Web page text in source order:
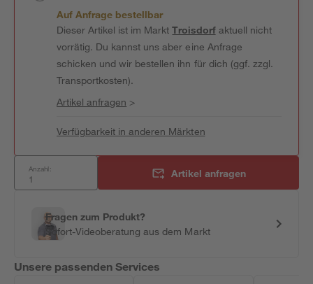
Auf Anfrage bestellbar
Dieser Artikel ist im MarktTroisdorfaktuell nicht
vorrätig. Du kannst uns aber eine Anfrage
schicken und wir bestellen ihn für dich (ggf. zzgl.
Transportkosten).
Artikel anfragen >
Verfügbarkeit in anderen Märkten
Anzahl: Artikel anfragen
Fragen zum Produkt?
Sofort-Videoberatung aus dem Markt
Unsere passenden Services